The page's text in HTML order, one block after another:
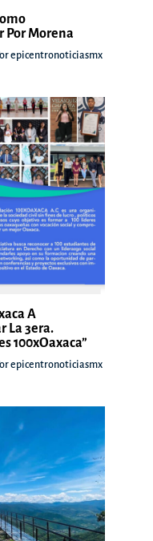
Por Morena
epicentronoticiasmx
A
La 3era.
100xOaxaca”
epicentronoticiasmx